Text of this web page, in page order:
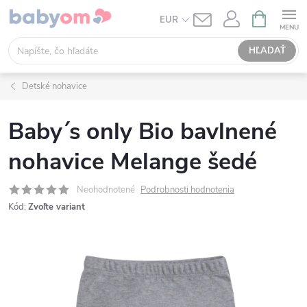
Prejsť
obsah
EUR
HĽADAŤ
KOŠÍK
Detské nohavice
Baby´s only Bio bavlnené
nohavice Melange šedé
Neohodnotené Podrobnosti hodnotenia
Kód: Zvoľte variant